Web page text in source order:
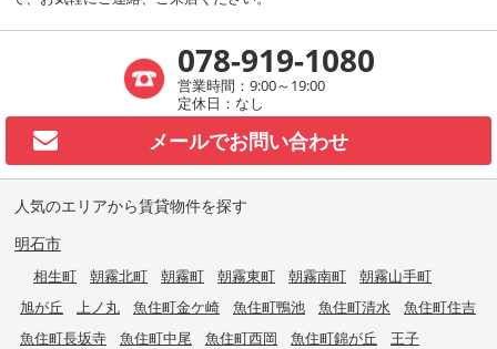
078-919-1080
営業時間：9:00～19:00
定休日：なし
メールでお問い合わせ
人気のエリアから賃貸物件を探す
明石市
相生町 朝霧北町 朝霧町 朝霧東町 朝霧南町
朝霧山手町
旭が丘
上ノ丸 魚住町金ケ崎 魚住町鴨池 魚住町清水
魚住町住吉
魚住町長坂寺
魚住町中尾 魚住町西岡 魚住町錦が丘
王子